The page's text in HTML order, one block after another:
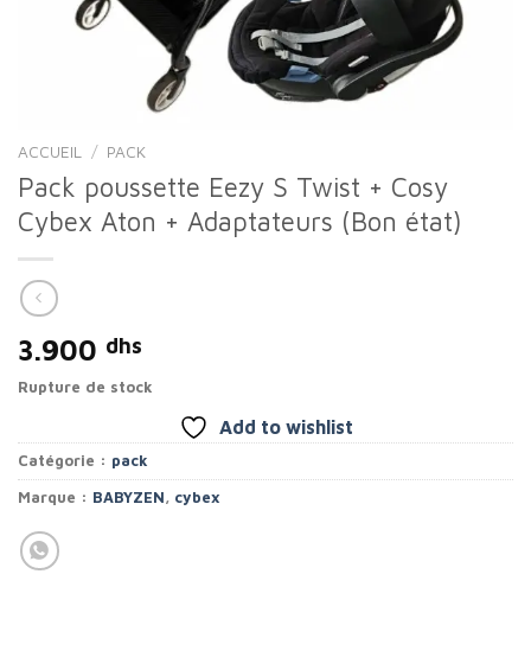
ACCUEIL / PACK
Pack poussette Eezy S Twist + Cosy
Cybex Aton + Adaptateurs (Bon état)
3.900 dhs
Rupture de stock
Add to wishlist
Catégorie : pack
Marque : BABYZEN, cybex